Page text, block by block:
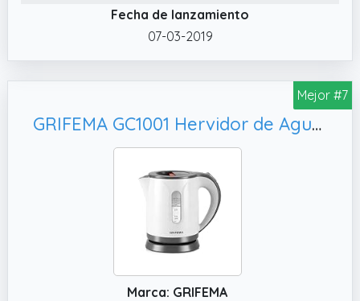
Fecha de lanzamiento
07-03-2019
Mejor #7
GRIFEMA GC1001 Hervidor de Agua Eléctrico 0, Plástico
Marca: GRIFEMA